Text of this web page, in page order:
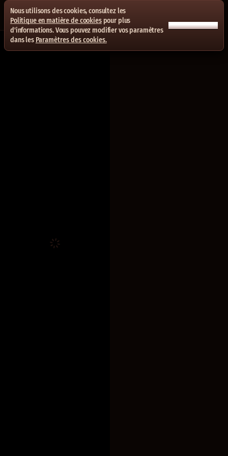
Nous utilisons des cookies, consultez les
Politique en matière de cookiespour plus
d'informations. Vous pouvez modifier vos paramètres
dans les Paramètres des cookies.
ACCEPTER TOUT